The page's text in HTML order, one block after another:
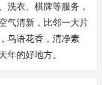
洗衣、棋牌等服务，
气清新，比邻一大片
鸟语花香，清净素
年的好地方。